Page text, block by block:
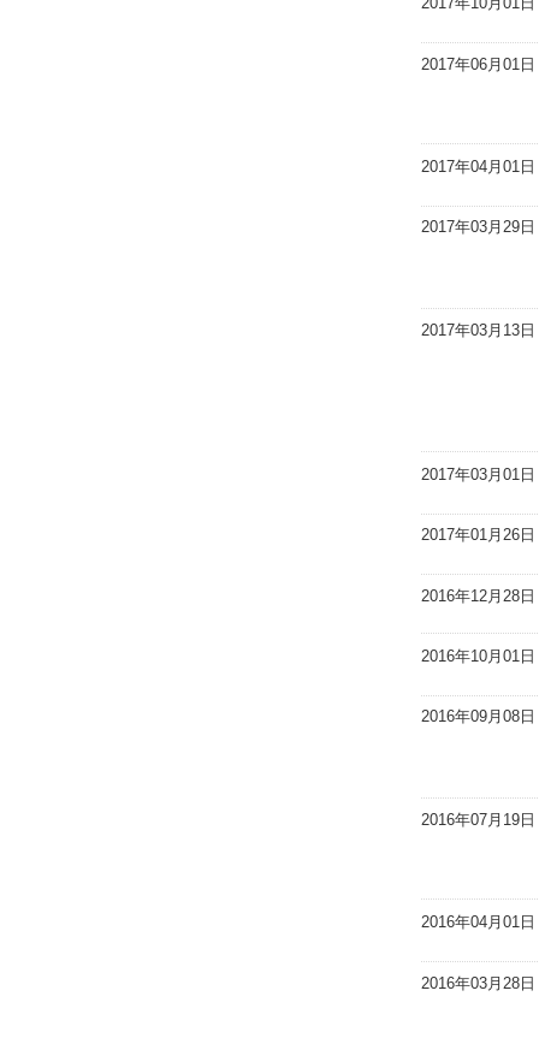
2017年06月01日
2017年04月01日
2017年03月29日
2017年03月13日
2017年03月01日
2017年01月26日
2016年12月28日
2016年10月01日
2016年09月08日
2016年07月19日
2016年04月01日
2016年03月28日